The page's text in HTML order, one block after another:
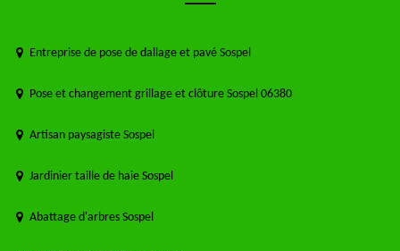
Entreprise de pose de dallage et pavé Sospel
Pose et changement grillage et clôture Sospel 06380
Artisan paysagiste Sospel
Jardinier taille de haie Sospel
Abattage d'arbres Sospel